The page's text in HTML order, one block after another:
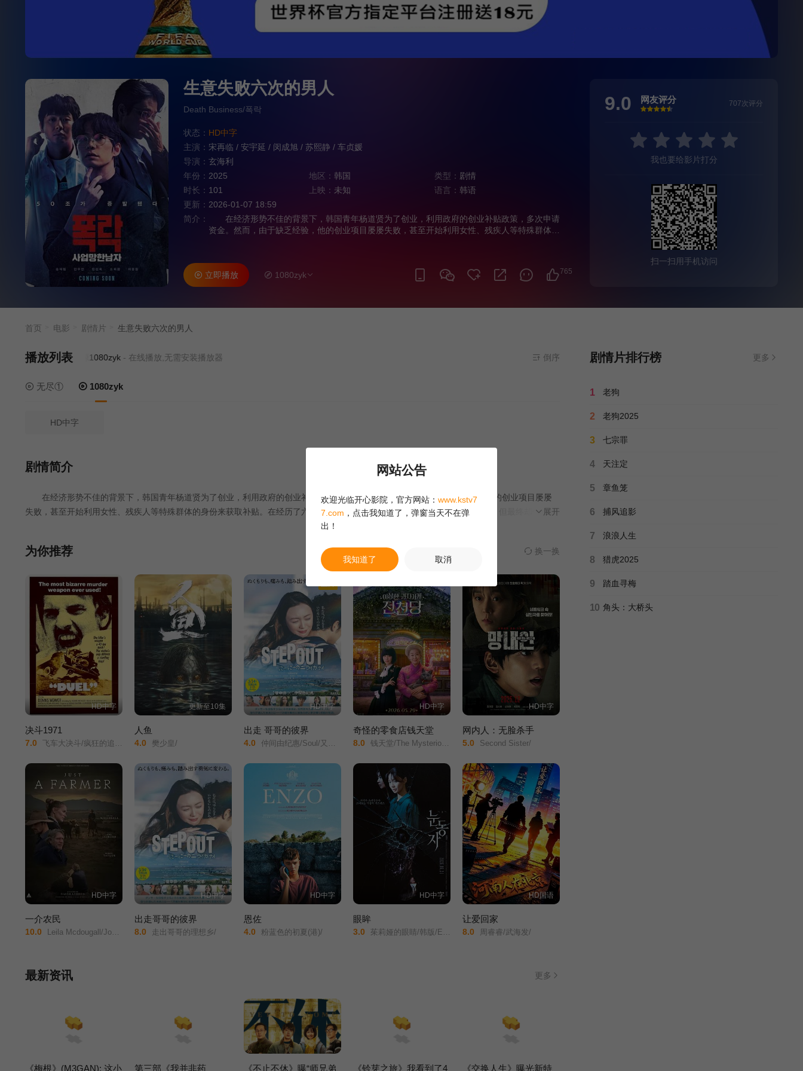
生意失败六次的男人
Death Business/폭락
状态： HD中字
主演： 宋再临 / 安宇延 / 闵成旭 / 苏熙静 / 车贞媛
导演： 玄海利
年份： 2025 地区： 韩国 类型： 剧情
时长： 101 上映： 未知 语言： 韩语
更新： 2026-01-07 18:59
简介：
在经济形势不佳的背景下，韩国青年杨道贤为了创业，利用政府的创业补贴政策，多次申请
资金。然而，由于缺乏经验，他的创业项目屡屡失败，甚至开始利用女性、残疾人等特殊群体的
765
立即播放 1080zyk
9.0 网友评分
很差
较差还行推荐力荐
707次评分
我也要给影片打分
扫一扫用手机访问
首页 电影 剧情片 生意失败六次的男人
播放列表
当前资源来源 1080zyk - 在线播放,无需安装播放器 倒序
无尽① 1080zyk
HD中字
剧情简介
在经济形势不佳的背景下，韩国青年杨道贤为了创业，利用政府的创业补贴政策，多次申请资金。然而，由于缺乏经验，他的创业项目屡屡
失败，甚至开始利用女性、残疾人等特殊群体的身份来获取补贴。在经历了六次失败后，他意外地通过虚拟货币获得了A轮融资，但最终却做出了
展开
为你推荐 换一换
HD中字
决斗1971
7.0 飞车大决斗/疯狂的追逐/追杀/飞车杀机/飞轮喋血/疯狂的决斗/
更新至10集
人鱼
4.0 樊少皇/
HD中字
出走 哥哥的彼界
4.0 仲间由纪惠/Soul/又吉伶音/伊波れいり/松田流花/津波竜斗/内田树/盧礼欧/玉城敦子/城间やよい/津嘉山正种/寺辻健一郎/
HD中字
奇怪的零食店钱天堂
8.0 钱天堂/The Mysterious Candy Store/Strange Snack Shop Jeoncheondang/
HD中字
网内人：无脸杀手
5.0 Second Sister/
HD中字
一介农民
10.0 Leila Mcdougall/Joel Jackson/Robert Taylor/
HD中字
出走哥哥的彼界
8.0 走出哥哥的理想乡/
HD中字
恩佐
4.0 粉蓝色的初夏(港)/
HD中字
眼眸
3.0 茱莉娅的眼睛/韩版/Eyes/
HD国语
让爱回家
8.0 周睿睿/武海发/
最新资讯 更多
《梅根》(M3GAN): 这小 第三部《我并非药 《不止不休》曝“师兄弟 《铃芽之旅》我看到了4 《交换人生》曝光新特
剧情片排行榜 更多
1 老狗
2 老狗2025
3 七宗罪
4 天注定
5 章鱼笼
6 捕风追影
7 浪浪人生
8 猎虎2025
9 踏血寻梅
10 角头：大桥头
网站公告
欢迎光临开心影院，官方网站： www.kstv7
7.com ，点击我知道了，弹窗当天不在弹
出！
我知道了 取消